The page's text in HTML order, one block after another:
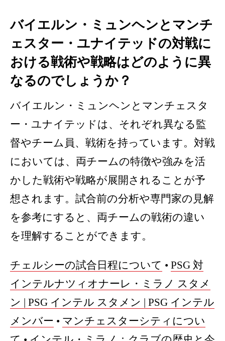
バイエルン・ミュンヘンとマンチ
ェスター・ユナイテッドの対戦に
おける戦術や戦略はどのように異
なるのでしょうか？
バイエルン・ミュンヘンとマンチェスタ
ー・ユナイテッドは、それぞれ異なる監
督やチーム員、戦術を持っています。対戦
においては、両チームの特徴や強みを活
かした戦術や戦略が展開されることが予
想されます。試合前の分析や専門家の見解
を参考にすると、両チームの戦術の違い
を理解することができます。
チェルシーの試合日程について • PSG 対
インテルナツィオナーレ・ミラノ スタメ
ン | PSG インテル スタメン | PSG インテル
メンバー • マンチェスターシティについ